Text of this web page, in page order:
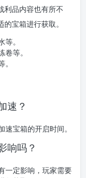
利品内容也有所不
宝箱进行获取。
。
等。
速？
宝箱的开启时间。
响吗？
一定影响，玩家需要